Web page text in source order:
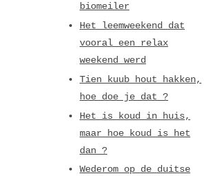
biomeiler
Het leemweekend dat
vooral een relax
weekend werd
Tien kuub hout hakken,
hoe doe je dat ?
Het is koud in huis,
maar hoe koud is het
dan ?
Wederom op de duitse